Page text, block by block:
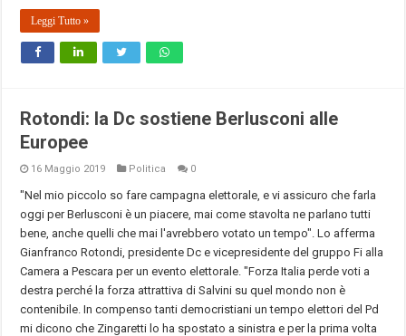
Leggi Tutto »
Rotondi: la Dc sostiene Berlusconi alle
Europee
16 Maggio 2019 Politica 0
"Nel mio piccolo so fare campagna elettorale, e vi assicuro che farla
oggi per Berlusconi è un piacere, mai come stavolta ne parlano tutti
bene, anche quelli che mai l'avrebbero votato un tempo". Lo afferma
Gianfranco Rotondi, presidente Dc e vicepresidente del gruppo Fi alla
Camera a Pescara per un evento elettorale. "Forza Italia perde voti a
destra perché la forza attrattiva di Salvini su quel mondo non è
contenibile. In compenso tanti democristiani un tempo elettori del Pd
mi dicono che Zingaretti lo ha spostato a sinistra e per la prima volta